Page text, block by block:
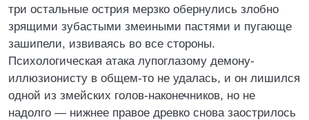
три остальные острия мерзко обернулись злобно
зрящими зубастыми змеиными пастями и пугающе
зашипели, извиваясь во все стороны.
Психологическая атака лупоглазому демону-
иллюзионисту в общем-то не удалась, и он лишился
одной из змейских голов-наконечников, но не
надолго — нижнее правое древко снова заострилось